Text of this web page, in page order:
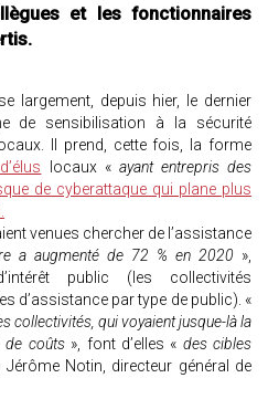
et les fonctionnaires
largement, depuis hier, le dernier
de sensibilisation à la sécurité
Il prend, cette fois, la forme
locaux «ayant entrepris des
de cyberattaque qui plane plus
venues chercher de l’assistance
a augmenté de 72 % en 2020 »,
public (les collectivités
d’assistance par type de public). «
collectivités, qui voyaient jusque-là la
de coûts », font d’elles « des cibles
Jérôme Notin, directeur général de